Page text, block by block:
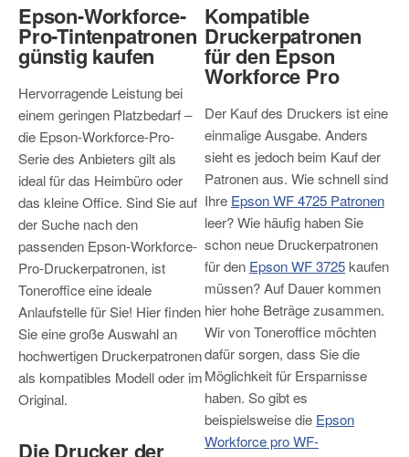
Epson-Workforce-
Pro-Tintenpatronen
günstig kaufen
Hervorragende Leistung bei
einem geringen Platzbedarf –
die Epson-Workforce-Pro-
Serie des Anbieters gilt als
ideal für das Heimbüro oder
das kleine Office. Sind Sie auf
der Suche nach den
passenden Epson-Workforce-
Pro-Druckerpatronen, ist
Toneroffice eine ideale
Anlaufstelle für Sie! Hier finden
Sie eine große Auswahl an
hochwertigen Druckerpatronen
als kompatibles Modell oder im
Original.
Die Drucker der
Kompatible
Druckerpatronen
für den Epson
Workforce Pro
Der Kauf des Druckers ist eine
einmalige Ausgabe. Anders
sieht es jedoch beim Kauf der
Patronen aus. Wie schnell sind
Ihre Epson WF 4725 Patronen
leer? Wie häufig haben Sie
schon neue Druckerpatronen
für den Epson WF 3725 kaufen
müssen? Auf Dauer kommen
hier hohe Beträge zusammen.
Wir von Toneroffice möchten
dafür sorgen, dass Sie die
Möglichkeit für Ersparnisse
haben. So gibt es
beispielsweise die Epson
Workforce pro WF-